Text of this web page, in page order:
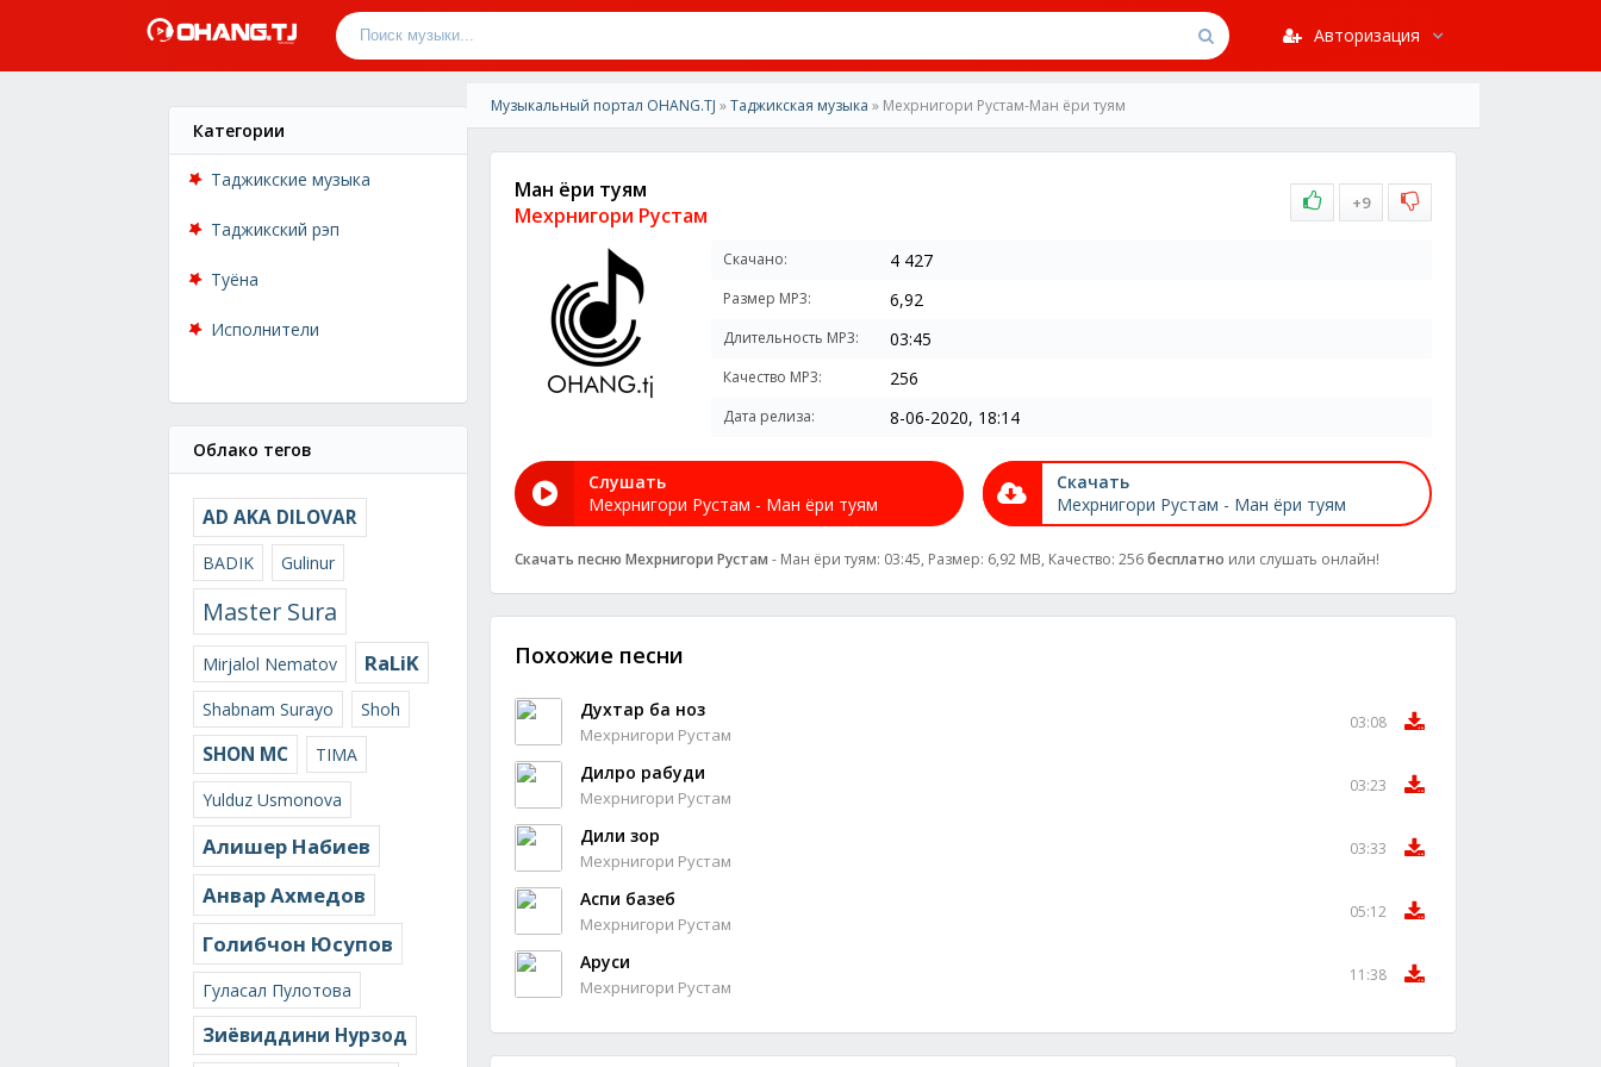
Авторизация
Категории
Таджикские музыка
Таджикский рэп
Туёна
Исполнители
Облако тегов
AD AKA DILOVAR
BADIK Gulinur
Master Sura
Mirjalol Nematov RaLiK
Shabnam Surayo Shoh
SHON MC
TIMA
Yulduz Usmonova
Алишер Набиев
Анвар Ахмедов
Голибчон Юсупов
Гуласал Пулотова
Зиёвиддини Нурзод
Музыкальный портал OHANG.TJ »Таджикская музыка » Мехрнигори Рустам-Ман ёри туям
Ман ёри туям
Мехрнигори Рустам
+9
Скачано: 4 427
Размер MP3: 6,92
Длительность MP3: 03:45
Качество MP3: 256
Дата релиза: 8-06-2020, 18:14
Слушать
Мехрнигори Рустам - Ман ёри туям
Скачать
Мехрнигори Рустам - Ман ёри туям
Скачать песню Мехрнигори Рустам - Ман ёри туям: 03:45, Размер: 6,92 MB, Качество: 256бесплатно или слушать онлайн!
Похожие песни
Духтар ба ноз
Мехрнигори Рустам
03:08
Дилро рабуди
Мехрнигори Рустам
03:23
Дили зор
Мехрнигори Рустам
03:33
Аспи базеб
Мехрнигори Рустам
05:12
Аруси
Мехрнигори Рустам
11:38